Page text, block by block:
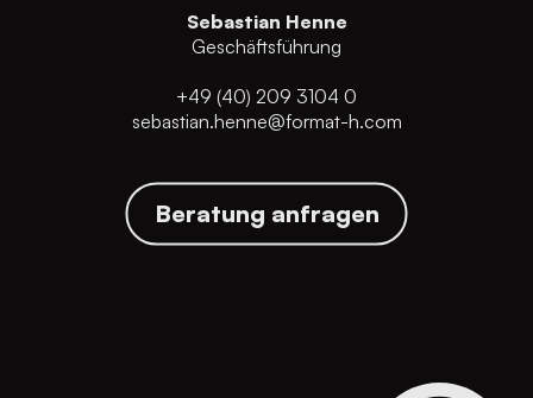
Sebastian Henne
Geschäftsführung
+49 (40) 209 3104 0
sebastian.henne@format-h.com
Beratung anfragen